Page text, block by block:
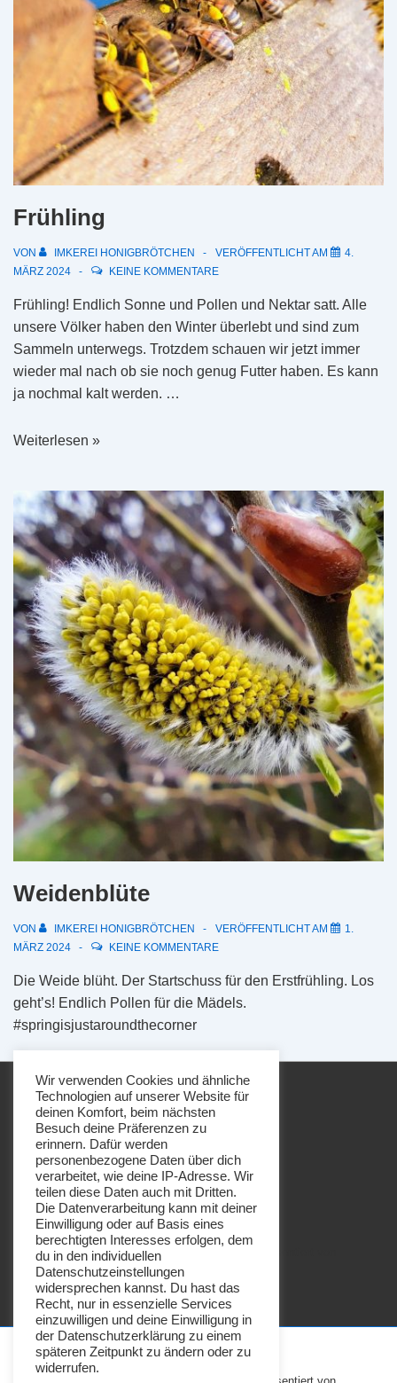
Frühling
VON IMKEREI HONIGBRÖTCHEN VERÖFFENTLICHT AM
4.
MÄRZ 2024
KEINE KOMMENTARE
Frühling! Endlich Sonne und Pollen und Nektar satt. Alle
unsere Völker haben den Winter überlebt und sind zum
Sammeln unterwegs. Trotzdem schauen wir jetzt immer
wieder mal nach ob sie noch genug Futter haben. Es kann
ja nochmal kalt werden. …
Frühling
Weiterlesen »
Weidenblüte
VON IMKEREI HONIGBRÖTCHEN VERÖFFENTLICHT AM
1.
MÄRZ 2024
KEINE KOMMENTARE
Die Weide blüht. Der Startschuss für den Erstfrühling. Los
geht’s! Endlich Pollen für die Mädels.
#springisjustaroundthecorner
Footer-
Menü
Impressum Datenschutz
Copyright © 2026 Imkerei Honigbrötchen
Responsive-Theme
Wir verwenden Cookies und ähnliche
Technologien auf unserer Website für
deinen Komfort, beim nächsten
Besuch deine Präferenzen zu
erinnern. Dafür werden
personenbezogene Daten über dich
verarbeitet, wie deine IP-Adresse. Wir
teilen diese Daten auch mit Dritten.
Die Datenverarbeitung kann mit deiner
Einwilligung oder auf Basis eines
berechtigten Interesses erfolgen, dem
du in den individuellen
Datenschutzeinstellungen
widersprechen kannst. Du hast das
Recht, nur in essenzielle Services
einzuwilligen und deine Einwilligung in
der Datenschutzerklärung zu einem
späteren Zeitpunkt zu ändern oder zu
widerrufen.